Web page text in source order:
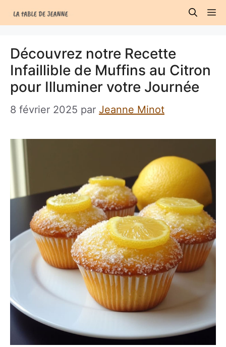
au
Découvrez notre Recette
Infaillible de Muffins au Citron
pour Illuminer votre Journée
8 février 2025 par Jeanne Minot